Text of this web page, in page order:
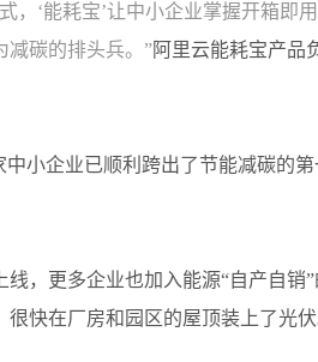
，‘能耗宝’让中小企业掌握开箱即
减碳的排头兵。”阿里云能耗宝产品
中小企业已顺利跨出了节能减碳的第
线，更多企业也加入能源“自产自
快在厂房和园区的屋顶装上了光伏